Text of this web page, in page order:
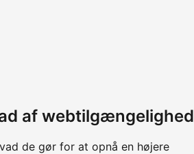
af webtilgængelighed
de gør for at opnå en højere